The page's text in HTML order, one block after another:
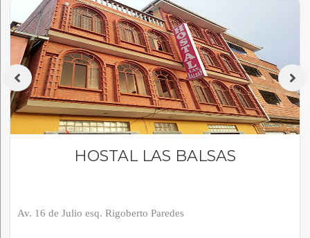
HOSTAL LAS BALSAS
Av. 16 de Julio esq. Rigoberto Paredes